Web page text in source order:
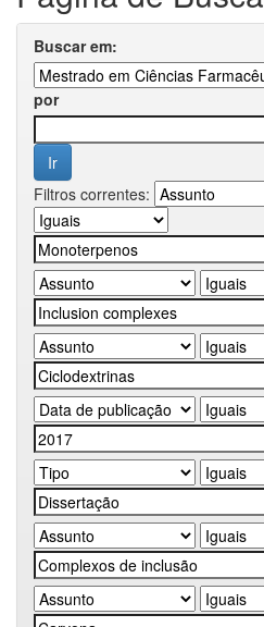
Buscar em:
por
Filtros correntes: